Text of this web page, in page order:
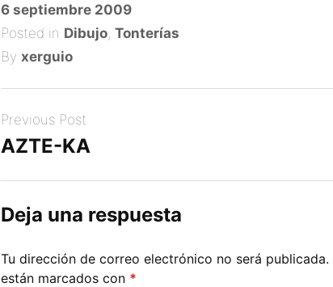
Posted
on
6 septiembre 2009
Posted in Dibujo, Tonterías
By xerguio
Previous Post
AZTE-KA
Deja una respuesta
Tu dirección de correo electrónico no será publicada.
están marcados con *